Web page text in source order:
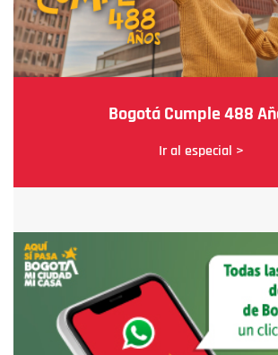
Bogotá Cumple 488
Ir al especial >